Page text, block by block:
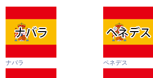
ナバラ ペネデス